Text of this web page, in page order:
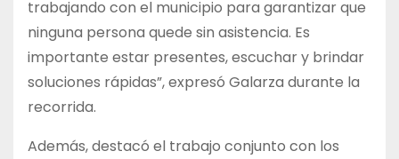
trabajando con el municipio para garantizar que
ninguna persona quede sin asistencia. Es
importante estar presentes, escuchar y brindar
soluciones rápidas”, expresó Galarza durante la
recorrida.
Además, destacó el trabajo conjunto con los